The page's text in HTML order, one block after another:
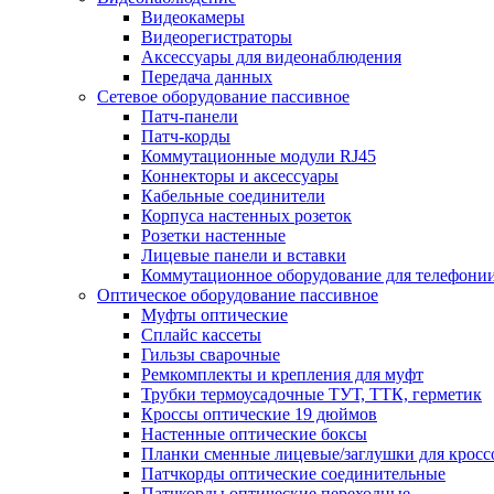
Видеокамеры
Видеорегистраторы
Аксессуары для видеонаблюдения
Передача данных
Сетевое оборудование пассивное
Патч-панели
Патч-корды
Коммутационные модули RJ45
Коннекторы и аксессуары
Кабельные соединители
Корпуса настенных розеток
Розетки настенные
Лицевые панели и вставки
Коммутационное оборудование для
Оптическое оборудование пассивное
Муфты оптические
Сплайс кассеты
Гильзы сварочные
Ремкомплекты и крепления для муфт
Трубки термоусадочные ТУТ, ТТК, герметик
Кроссы оптические 19 дюймов
Настенные оптические боксы
Планки сменные лицевые/заглушки для
Патчкорды оптические соединительные